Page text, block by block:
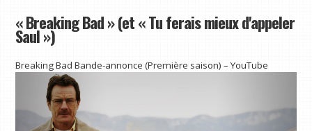
« Breaking Bad » (et « Tu ferais mieux d'appeler
Saul »)
Breaking Bad Bande-annonce (Première saison) – YouTube